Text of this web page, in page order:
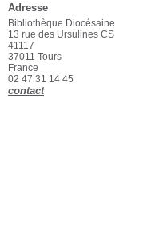
Adresse
Bibliothèque Diocésaine
13 rue des Ursulines CS
41117
37011 Tours
France
02 47 31 14 45
contact